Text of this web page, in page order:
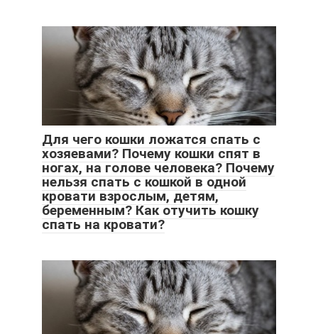
Для чего кошки ложатся спать с
хозяевами? Почему кошки спят в
ногах, на голове человека? Почему
нельзя спать с кошкой в одной
кровати взрослым, детям,
беременным? Как отучить кошку
спать на кровати?